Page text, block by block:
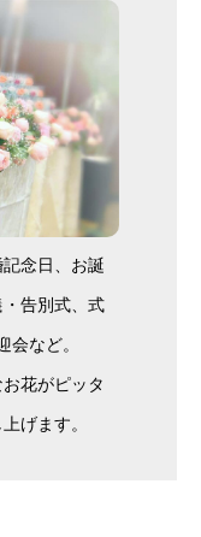
念日、お誕
告別式、式
会など。
花がピッタ
げます。